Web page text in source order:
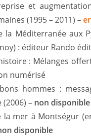
et
(1995 – 2011) –
la Méditerranée aux
: éditeur Rando
: Mélanges
numérisé
hommes :
(2006) – non disponible
la mer à Montségur
disponible